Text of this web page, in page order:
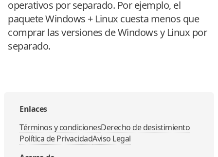
operativos por separado. Por ejemplo, el
paquete Windows + Linux cuesta menos que
comprar las versiones de Windows y Linux por
separado.
Enlaces
Términos y condicionesDerecho de desistimiento
Política de PrivacidadAviso Legal